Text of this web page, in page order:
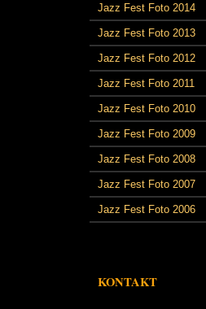
Jazz Fest Foto 2014
Jazz Fest Foto 2013
Jazz Fest Foto 2012
Jazz Fest Foto 2011
Jazz Fest Foto 2010
Jazz Fest Foto 2009
Jazz Fest Foto 2008
Jazz Fest Foto 2007
Jazz Fest Foto 2006
KONTAKT